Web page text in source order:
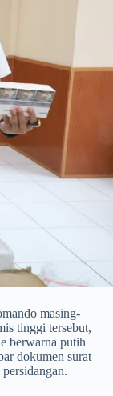
masing-
tinggi tersebut,
berwarna putih
dokumen surat